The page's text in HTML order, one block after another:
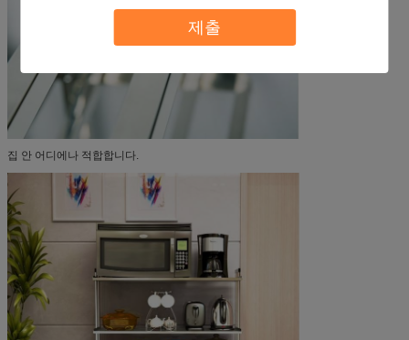
제출
집 안 어디에나 적합합니다.